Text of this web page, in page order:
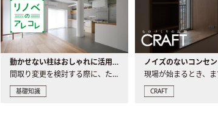
動かせない柱はおしゃれに活用！柱を魅せるリノベーション(リノベ)4選
間取り変更を検討する際に、たびたび皆さんの頭を悩ませる動か..
基礎知識
ノイズのないコンセ
CRAFT